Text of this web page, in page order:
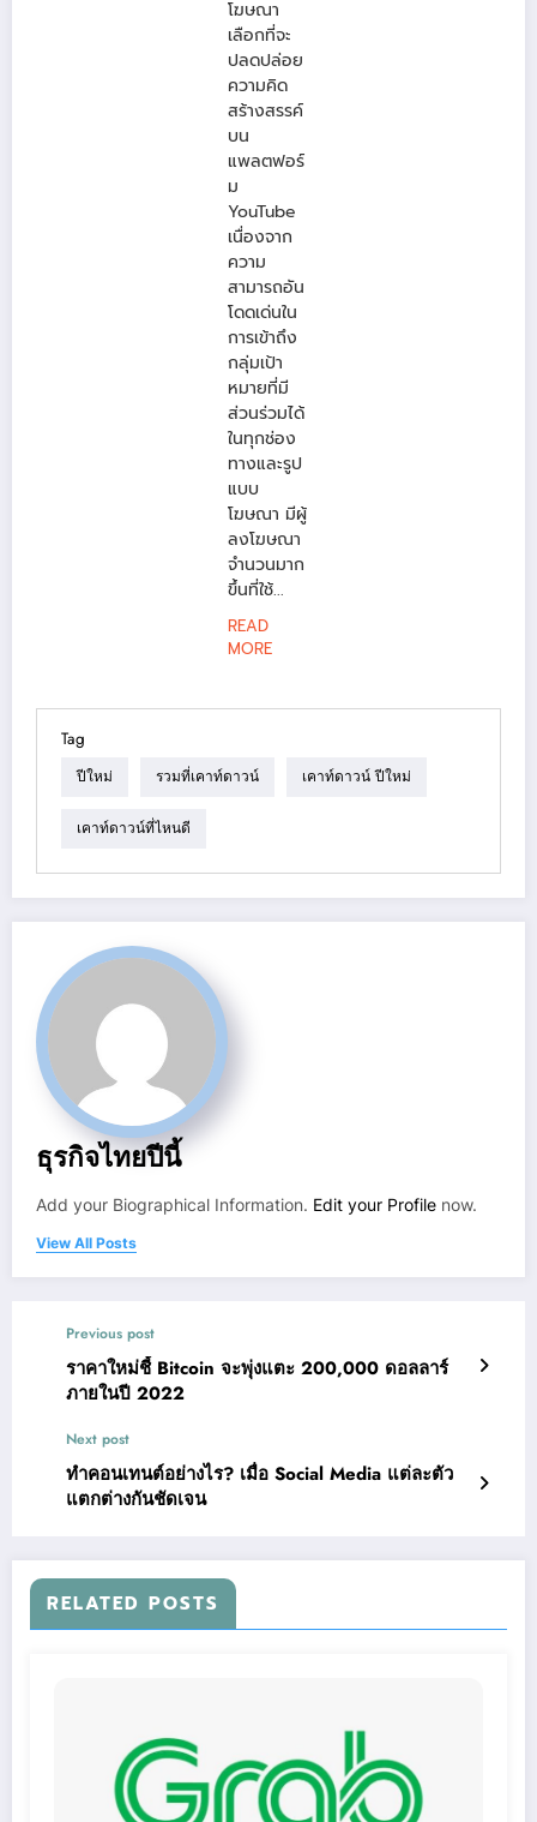
โฆษณา
เลือกที่จะ
ปลดปล่อย
ความคิด
สร้างสรรค์
บน
แพลตฟอร์
ม
YouTube
เนื่องจาก
ความ
สามารถอัน
โดดเด่นใน
การเข้าถึง
กลุ่มเป้า
หมายที่มี
ส่วนร่วมได้
ในทุกช่อง
ทางและรูป
แบบ
โฆษณา มีผู้
ลงโฆษณา
จำนวนมาก
ขึ้นที่ใช้...
READ
MORE
Tag
ปีใหม่ รวมที่เคาท์ดาวน์ เคาท์ดาวน์ ปีใหม่
เคาท์ดาวน์ที่ไหนดี
ธุรกิจไทยปีนี้
Add your Biographical Information. Edit your Profile now.
View All Posts
Previous post
ราคาใหม่ชี้ Bitcoin จะพุ่งแตะ 200,000 ดอลลาร์
ภายในปี 2022
Next post
ทำคอนเทนต์อย่างไร? เมื่อ Social Media แต่ละตัว
แตกต่างกันชัดเจน
RELATED POSTS